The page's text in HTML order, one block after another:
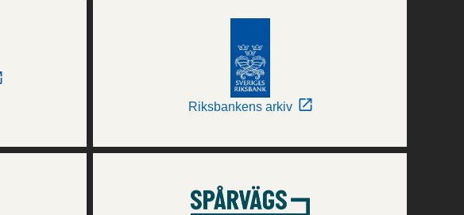
Riksbankens arkiv